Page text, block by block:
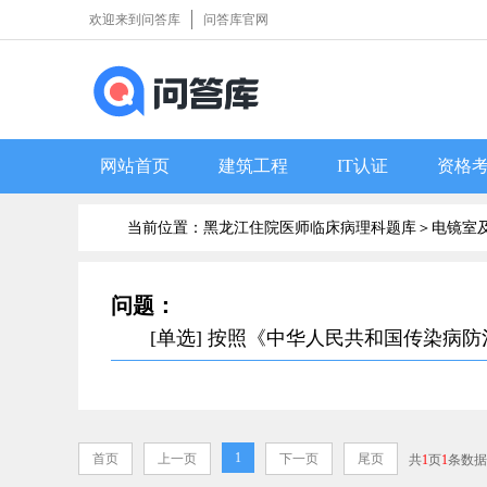
欢迎来到问答库 问答库官网
网站首页 建筑工程 IT认证 资格
当前位置：黑龙江住院医师临床病理科题库＞ 电镜室
问题：
[单选] 按照《中华人民共和国传染病防
首页 上一页 1 下一页 尾页 共1页1条数据